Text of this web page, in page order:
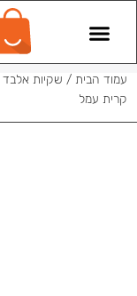
עמוד הבית / שקיות אלבד
קרית עמל